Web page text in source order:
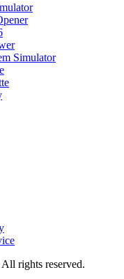
Simulator
rights reserved.